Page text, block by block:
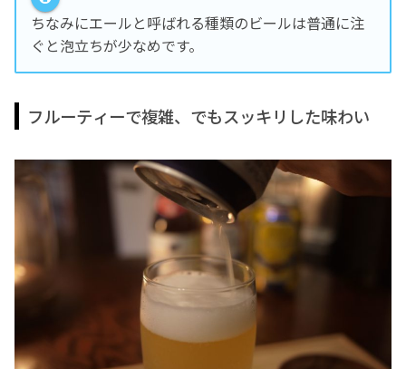
ちなみにエールと呼ばれる種類のビールは普通に注
ぐと泡立ちが少なめです。
フルーティーで複雑、でもスッキリした味わい